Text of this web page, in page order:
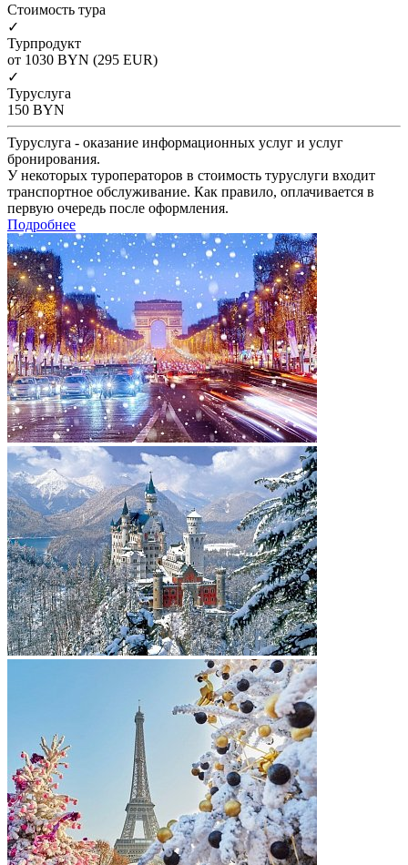
Cтоимость тура
✓
Турпродукт
от 1030 BYN (295 EUR)
✓
Туруслуга
150 BYN
Туруслуга - оказание информационных услуг и услуг
бронирования.
У некоторых туроператоров в стоимость туруслуги входит
транспортное обслуживание. Как правило, оплачивается в
первую очередь после оформления.
Подробнее